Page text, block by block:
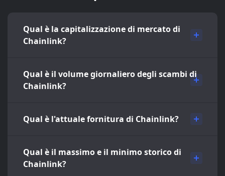
Qual è la capitalizzazione di mercato di
Chainlink?
Qual è il volume giornaliero degli scambi di
Chainlink?
Qual è l'attuale fornitura di Chainlink?
Qual è il massimo e il minimo storico di
Chainlink?